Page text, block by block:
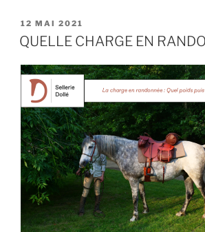
PUBLIÉ
LE
12 MAI 2021
QUELLE CHARGE EN